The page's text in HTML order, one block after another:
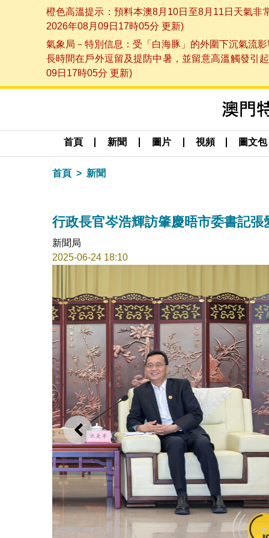
橙色高溫提示：預料本澳8月10日至8月11日天氣
2026年08月09日17時05分 更新)
氣象局－特別信息：受「白海豚」的外圍下沉氣流
長時間在戶外逗留及提防中暑，並留意高溫觸發引
09日17時05分 更新)
首頁 新聞 圖片 視頻 圖文包
首頁 新聞
行政長官岑浩輝訪肇慶晤市委書記張
新聞局
2025-06-24 18:10
上一則
行政長官岑浩輝與肇